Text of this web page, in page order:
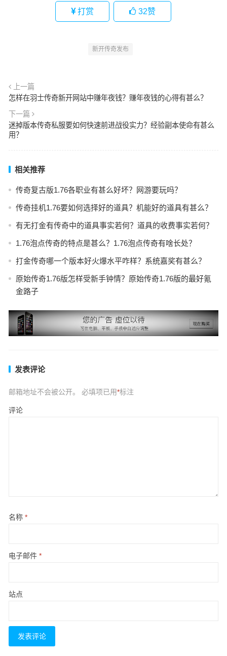
打赏 32赞
新开传奇发布
上一篇
怎样在羽士传奇新开网站中赚年夜钱？赚年夜钱的心得有甚么？
下一篇
迷掉版本传奇私服要如何快速前进战役实力？经验副本使命有甚么
用？
相关推荐
传奇复古版1.76各职业有甚么好坏？网游要玩吗？
传奇挂机1.76要如何选择好的道具？机能好的道具有甚么？
有无打金有传奇中的道具事实若何？道具的收费事实若何？
1.76泡点传奇的特点是甚么？1.76泡点传奇有啥长处？
打金传奇哪一个版本好火爆水平咋样？系统嘉奖有甚么？
原始传奇1.76版怎样受新手钟情？原始传奇1.76版的最好氪
金路子
发表评论
邮箱地址不会被公开。 必填项已用*标注
评论
名称 *
电子邮件 *
站点